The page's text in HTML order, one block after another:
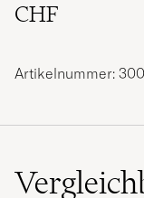
CHF
Artikelnummer: